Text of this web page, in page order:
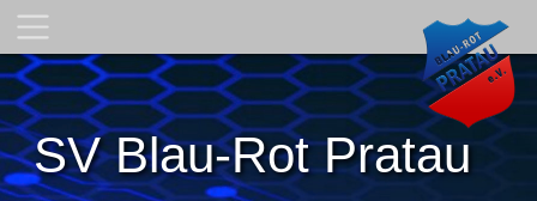
SV Blau-Rot Pratau